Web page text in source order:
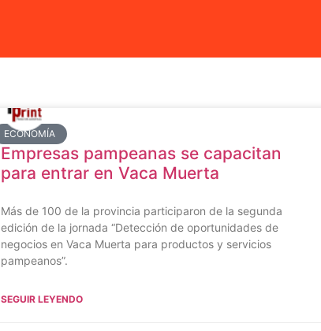
ECONOMÍA
Empresas pampeanas se capacitan
para entrar en Vaca Muerta
Más de 100 de la provincia participaron de la segunda
edición de la jornada “Detección de oportunidades de
negocios en Vaca Muerta para productos y servicios
pampeanos”.
SEGUIR LEYENDO